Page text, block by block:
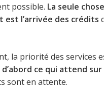
possible. La seule
est l’arrivée des crédits
la priorité des services
ce qui attend sur
sont en attente.